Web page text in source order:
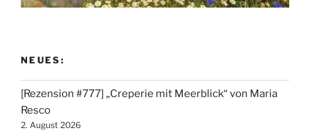
NEUES:
[Rezension #777] „Creperie mit Meerblick“ von Maria
Resco
2. August 2026